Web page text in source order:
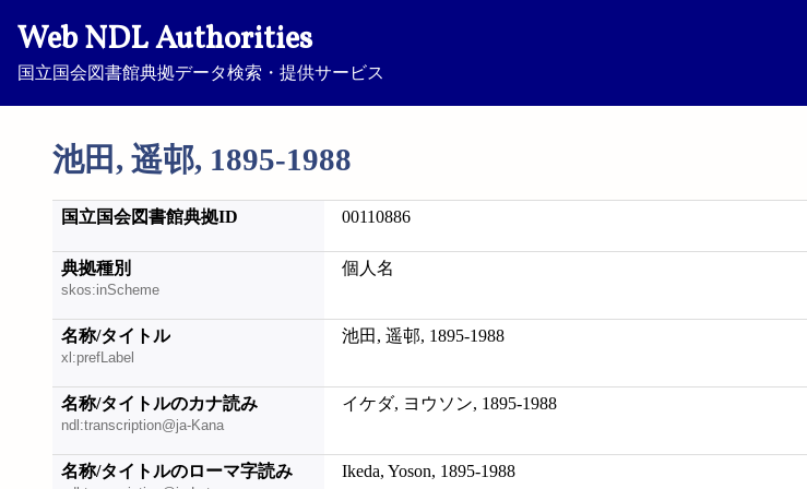
Web NDL Authorities
国立国会図書館典拠データ検索・提供サービス
池田, 遥邨, 1895-1988
国立国会図書館典拠ID 00110886
典拠種別
skos:inScheme
個人名
名称/タイトル
xl:prefLabel
池田, 遥邨, 1895-1988
名称/タイトルのカナ読み
ndl:transcription@ja-Kana
イケダ, ヨウソン, 1895-1988
名称/タイトルのローマ字読み Ikeda, Yoson, 1895-1988